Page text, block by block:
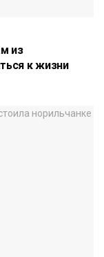
из
к жизни